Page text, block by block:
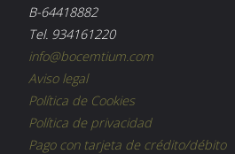
B-64418882
Tel. 934161220
info@bocemtium.com
Aviso legal
Política de Cookies
Política de privacidad
Pago con tarjeta de crédito/débito